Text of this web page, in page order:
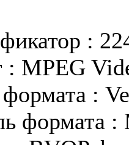
:
: MPEG
:
формата :